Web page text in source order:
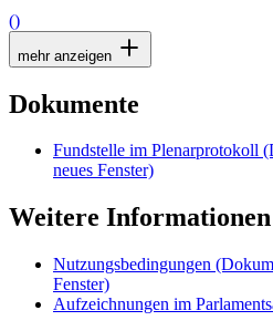
()
mehr anzeigen
Dokumente
Fundstelle im Plenarprotokoll
neues Fenster)
Weitere Informationen
Nutzungsbedingungen
Fenster)
Aufzeichnungen im